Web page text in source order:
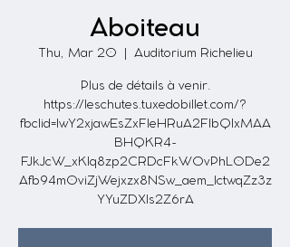
Aboiteau
Thu, Mar 20 Auditorium Richelieu
Plus de détails à venir.
https://leschutes.tuxedobillet.com/?
fbclid=IwY2xjawEsZxFleHRuA2FlbQIxMAA
BHQKR4-
FJkJcW_xKlq8zp2CRDcFkWOvPhL0De2
Afb94m0viZjWejxzx8NSw_aem_IctwqZz3z
YYuZDXIs2Z6rA